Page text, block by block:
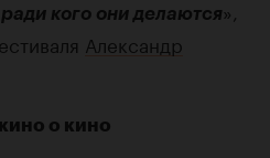
кого они делаются»,
Александр
о кино